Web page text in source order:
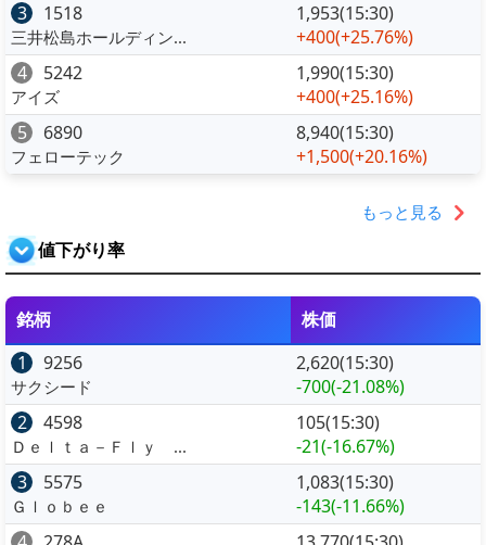
3
1518
三井松島ホールディン...
1,953(15:30)
+400(+25.76%)
4
5242
アイズ
1,990(15:30)
+400(+25.16%)
5
6890
フェローテック
8,940(15:30)
+1,500(+20.16%)
もっと見る
値下がり率
銘柄
株価
1
9256
サクシード
2,620(15:30)
-700(-21.08%)
2
4598
Ｄｅｌｔａ－Ｆｌｙ ...
105(15:30)
-21(-16.67%)
3
5575
Ｇｌｏｂｅｅ
1,083(15:30)
-143(-11.66%)